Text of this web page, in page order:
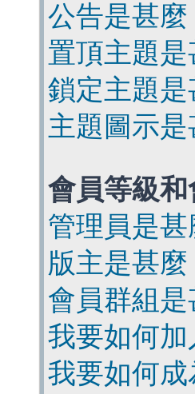
公告是甚麼
置頂主題是
鎖定主題是
主題圖示是
會員等級和
管理員是甚
版主是甚麼
會員群組是
我要如何
我要如何